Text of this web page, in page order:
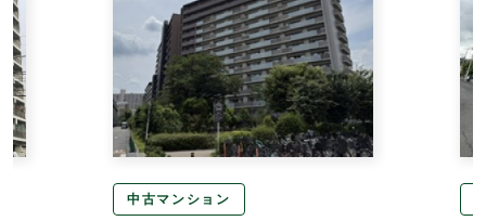
中古マンション